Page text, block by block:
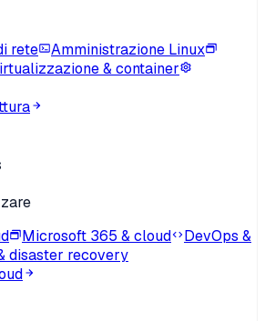
rete
Amministrazione Linux
& container
Microsoft 365 & cloud
DevOps &
disaster recovery